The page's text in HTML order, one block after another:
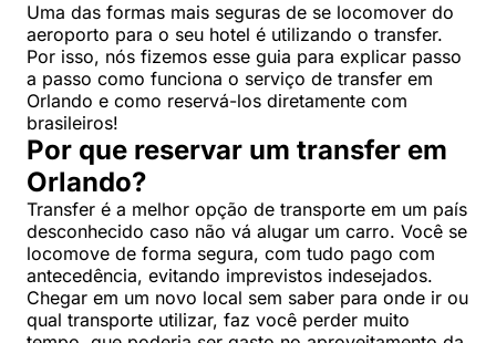
Uma das formas mais seguras de se locomover do
aeroporto para o seu hotel é utilizando o transfer.
Por isso, nós fizemos esse guia para explicar passo
a passo como funciona o serviço de transfer em
Orlando e como reservá-los diretamente com
brasileiros!
Por que reservar um transfer em
Orlando?
Transfer é a melhor opção de transporte em um país
desconhecido caso não vá alugar um carro. Você se
locomove de forma segura, com tudo pago com
antecedência, evitando imprevistos indesejados.
Chegar em um novo local sem saber para onde ir ou
qual transporte utilizar, faz você perder muito